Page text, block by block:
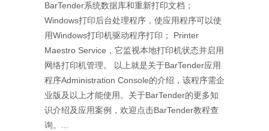
BarTender系统数据库和重新打印文档；
Windows打印后台处理程序，使应用程序可以使
用Windows打印机驱动程序打印； Printer
Maestro Service，它监视本地打印机状态并启用
网络打印机管理。 以上就是关于BarTender应用
程序Administration Console的介绍，该程序需企
业版及以上才能使用。关于BarTender的更多知
识介绍及应用案例，欢迎点击BarTender教程查
询。...